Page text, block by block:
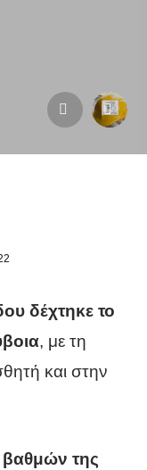
δέχτηκε το
, με τη
και στην
βαθμών της